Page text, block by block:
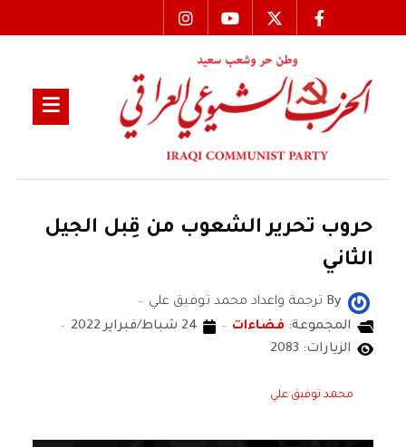
حروب تحرير الشعوب من قِبل الجيل
الثاني
By ترجمة واعداد محمد توفيق علي
المجموعة: فضاءات
24 شباط/فبراير 2022
الزيارات: 2083
محمد توفبق علي